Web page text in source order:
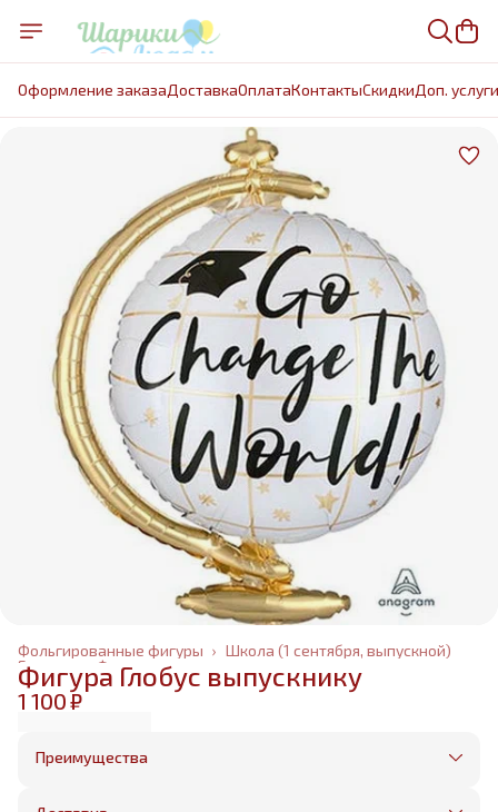
Оформление заказаДоставкаОплатаКонтактыCкидкиДоп. услуги
Школа (1 сентября, выпускной)
Фольгированные фигуры ›
Фольгированные шары
Главная
Фигура Глобус выпускнику
1 100 ₽
Преимущества
Оплата частями в Сплит